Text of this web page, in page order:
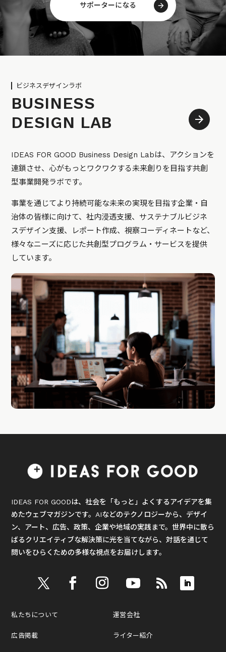
サポーターになる
ビジネスデザインラボ
BUSINESS
DESIGN LAB
IDEAS FOR GOOD Business Design Labは、アクションを
連鎖させ、心がもっとワクワクする未来創りを目指す共創
型事業開発ラボです。
事業を通じてより持続可能な未来の実現を目指す企業・自
治体の皆様に向けて、社内浸透支援、サステナブルビジネ
スデザイン支援、レポート作成、視察コーディネートなど、
様々なニーズに応じた共創型プログラム・サービスを提供
しています。
IDEAS FOR GOODは、社会を「もっと」よくするアイデアを集
めたウェブマガジンです。AIなどのテクノロジーから、デザイ
ン、アート、広告、政策、企業や地域の実践まで。世界中に散ら
ばるクリエイティブな解決策に光を当てながら、対話を通じて
問いをひらくための多様な視点をお届けします。
私たちについて
広告掲載
運営会社
ライター紹介